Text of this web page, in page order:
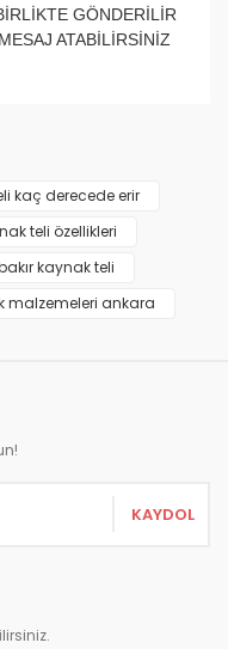
GÖNDERİLİR
ATABİLİRSİNİZ
bulunuyor.
kaç derecede erir
teli özellikleri
kaynak teli
malzemeleri ankara
KAYDOL